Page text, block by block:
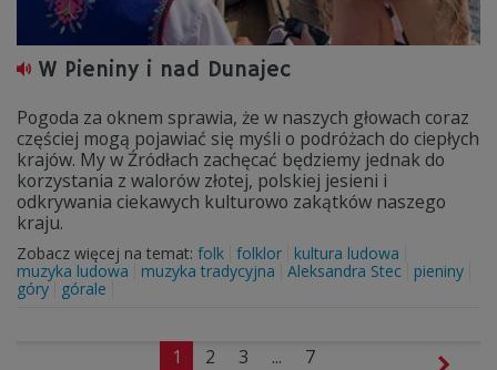
W Pieniny i nad Dunajec
Pogoda za oknem sprawia, że w naszych głowach coraz
częściej mogą pojawiać się myśli o podróżach do ciepłych
krajów. My w Źródłach zachęcać będziemy jednak do
korzystania z walorów złotej, polskiej jesieni i
odkrywania ciekawych kulturowo zakątków naszego
kraju.
Zobacz więcej na temat: folk folklor
kultura ludowa
muzyka ludowa
muzyka tradycyjna Aleksandra Stec
pieniny
góry
górale
1 2 3 ... 7